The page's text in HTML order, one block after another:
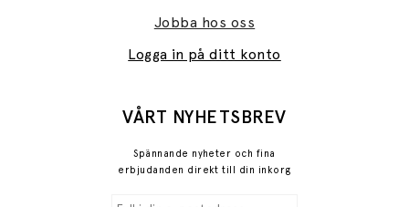
Jobba hos oss
Logga in på ditt konto
VÅRT NYHETSBREV
Spännande nyheter och fina
erbjudanden direkt till din inkorg